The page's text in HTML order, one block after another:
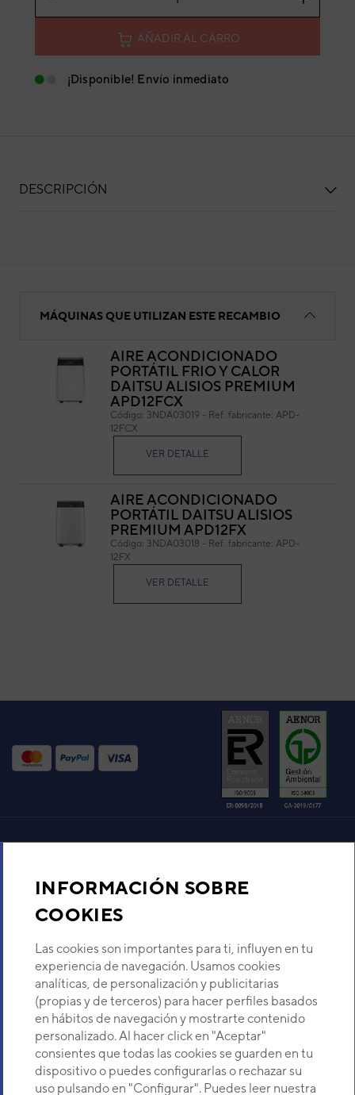
INFORMACIÓN SOBRE
COOKIES
Las cookies son importantes para ti, influyen en tu
experiencia de navegación. Usamos cookies
analíticas, de personalización y publicitarias
(propias y de terceros) para hacer perfiles basados
en hábitos de navegación y mostrarte contenido
personalizado. Al hacer click en "Aceptar"
consientes que todas las cookies se guarden en tu
dispositivo o puedes configurarlas o rechazar su
uso pulsando en "Configurar". Puedes leer nuestra
AÑADIR AL CARRO
¡Disponible! Envío inmediato
DESCRIPCIÓN
MÁQUINAS QUE UTILIZAN ESTE RECAMBIO
AIRE ACONDICIONADO
PORTÁTIL FRIO Y CALOR
DAITSU ALISIOS PREMIUM
APD12FCX
Código: 3NDA03019 - Ref. fabricante: APD-
12FCX
VER DETALLE
AIRE ACONDICIONADO
PORTÁTIL DAITSU ALISIOS
PREMIUM APD12FX
Código: 3NDA03018 - Ref. fabricante: APD-
12FX
VER DETALLE
Sobre Nosotros
Descubre Eurofred
Dónde Estamos
¿Buscas un servicio técnico?